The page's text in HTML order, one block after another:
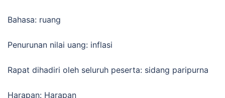
Bahasa: ruang
Penurunan nilai uang: inflasi
Rapat dihadiri oleh seluruh peserta: sidang paripurna
Harapan: Harapan